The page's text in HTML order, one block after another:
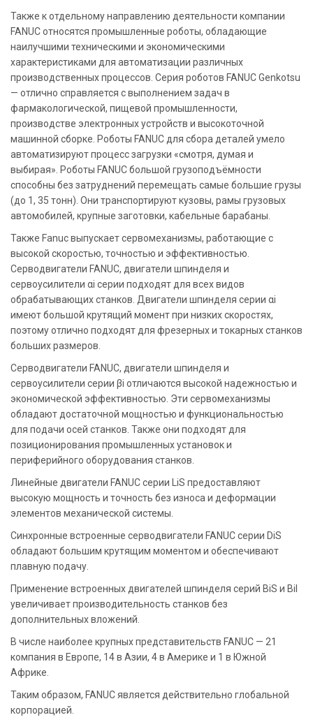
Также к отдельному направлению деятельности компании
FANUC относятся промышленные роботы, обладающие
наилучшими техническими и экономическими
характеристиками для автоматизации различных
производственных процессов. Серия роботов FANUC Genkotsu
— отлично справляется с выполнением задач в
фармакологической, пищевой промышленности,
производстве электронных устройств и высокоточной
машинной сборке. Роботы FANUC для сбора деталей умело
автоматизируют процесс загрузки «смотря, думая и
выбирая». Роботы FANUC большой грузоподъёмности
способны без затруднений перемещать самые большие грузы
(до 1, 35 тонн). Они транспортируют кузовы, рамы грузовых
автомобилей, крупные заготовки, кабельные барабаны.
Также Fanuc выпускает сервомеханизмы, работающие с
высокой скоростью, точностью и эффективностью.
Серводвигатели FANUC, двигатели шпинделя и
сервоусилители αi серии подходят для всех видов
обрабатывающих станков. Двигатели шпинделя серии αi
имеют большой крутящий момент при низких скоростях,
поэтому отлично подходят для фрезерных и токарных станков
больших размеров.
Серводвигатели FANUC, двигатели шпинделя и
сервоусилители серии βi отличаются высокой надежностью и
экономической эффективностью. Эти сервомеханизмы
обладают достаточной мощностью и функциональностью
для подачи осей станков. Также они подходят для
позиционирования промышленных установок и
периферийного оборудования станков.
Линейные двигатели FANUC серии LiS предоставляют
высокую мощность и точность без износа и деформации
элементов механической системы.
Синхронные встроенные серводвигатели FANUC серии DiS
обладают большим крутящим моментом и обеспечивают
плавную подачу.
Применение встроенных двигателей шпинделя серий BiS и BiI
увеличивает производительность станков без
дополнительных вложений.
В числе наиболее крупных представительств FANUC — 21
компания в Европе, 14 в Азии, 4 в Америке и 1 в Южной
Африке.
Таким образом, FANUC является действительно глобальной
корпорацией.